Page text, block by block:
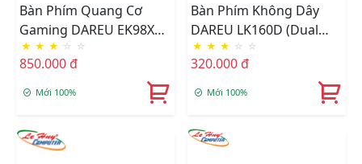
Bàn Phím Quang Cơ
Gaming DAREU EK98X
PBT BLACK-GREY
(WATERPROOF, OPTICAL
BLUE SWITCH, MULTI
★ ★ ★ ☆ ☆
850.000 đ
Mới 100%
Bàn Phím Không Dây
DAREU LK160D (Dual
Mode, Scissor Switch)
★ ★ ★ ☆ ☆
320.000 đ
Mới 100%